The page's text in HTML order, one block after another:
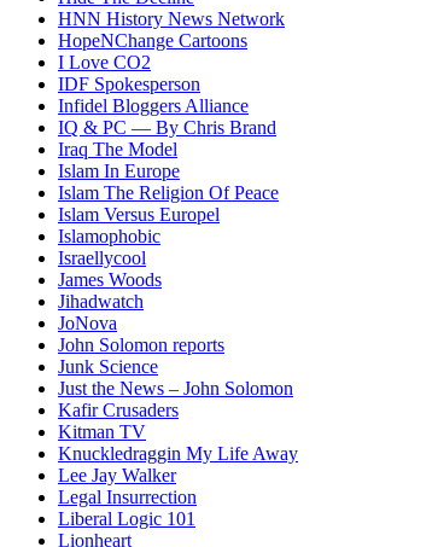
HNN History News Network
HopeNChange Cartoons
I Love CO2
IDF Spokesperson
Infidel Bloggers Alliance
IQ & PC — By Chris Brand
Iraq The Model
Islam In Europe
Islam The Religion Of Peace
Islam Versus Europel
Islamophobic
Israellycool
James Woods
Jihadwatch
JoNova
John Solomon reports
Junk Science
Just the News – John Solomon
Kafir Crusaders
Kitman TV
Knuckledraggin My Life Away
Lee Jay Walker
Legal Insurrection
Liberal Logic 101
Lionheart